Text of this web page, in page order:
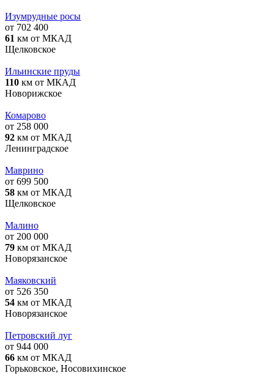
Изумрудные росы
от 702 400
61 км от МКАД
Щелковское
Ильинские пруды
110 км от МКАД
Новорижское
Комарово
от 258 000
92 км от МКАД
Ленинградское
Маврино
от 699 500
58 км от МКАД
Щелковское
Малино
от 200 000
79 км от МКАД
Новорязанское
Маяковский
от 526 350
54 км от МКАД
Новорязанское
Петровский луг
от 944 000
66 км от МКАД
Горьковское, Носовихинское